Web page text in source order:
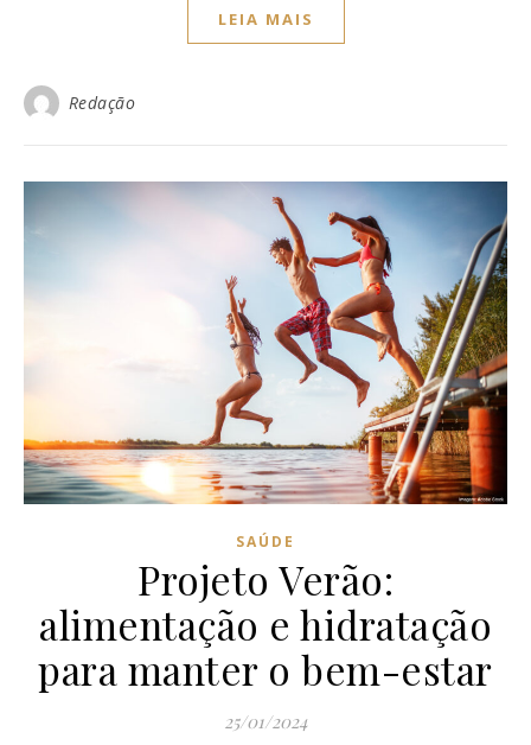
LEIA MAIS
Redação
SAÚDE
Projeto Verão:
alimentação e hidratação
para manter o bem-estar
25/01/2024